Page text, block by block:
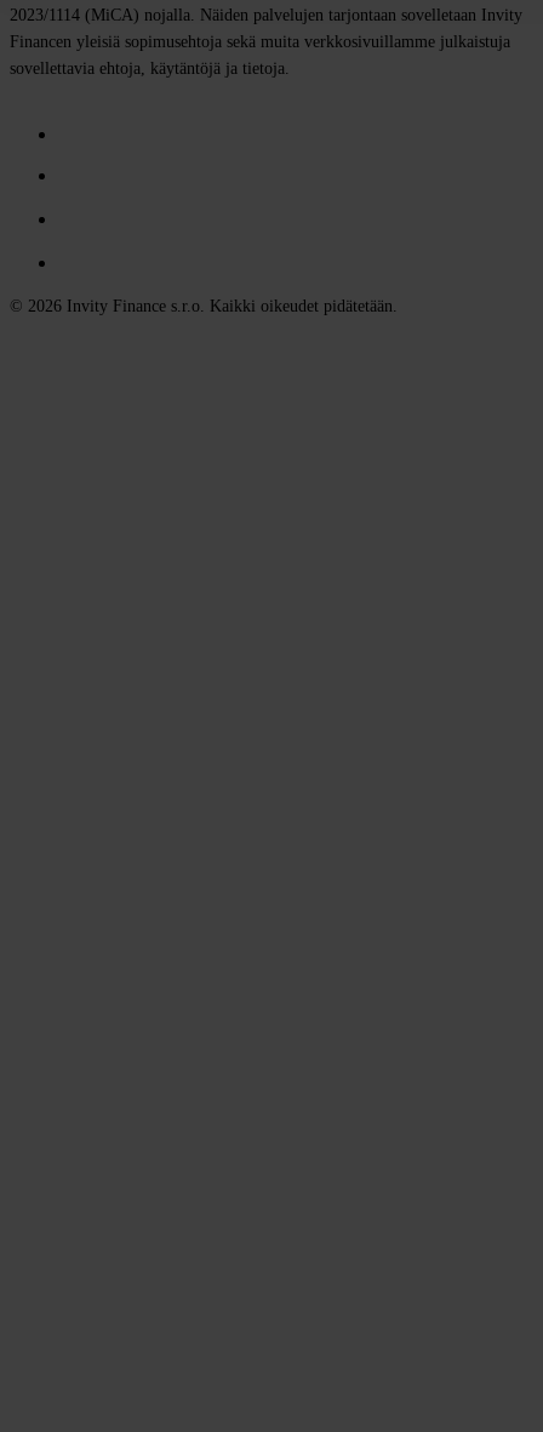
2023/1114 (MiCA) nojalla. Näiden palvelujen tarjontaan sovelletaan Invity
Financen yleisiä sopimusehtoja sekä muita verkkosivuillamme julkaistuja
sovellettavia ehtoja, käytäntöjä ja tietoja.
© 2026 Invity Finance s.r.o. Kaikki oikeudet pidätetään.